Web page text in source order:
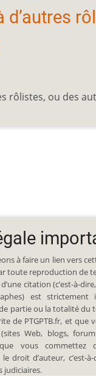
d’autres
rôlistes, ou des
à faire un lien vers
toute reproduction de
citation (c’est-à-
est strictement
partie ou la totalité du
de PTGPTB.fr, et que
Web, blogs,
vous commettez
droit d’auteur, c’est-
judiciaires.